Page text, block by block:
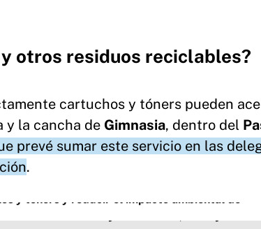
otros residuos reciclables?
cartuchos y tóners pueden
y la cancha de Gimnasia, dentro del
prevé sumar este servicio en las
.
y tóners y reducir el impacto ambiental de